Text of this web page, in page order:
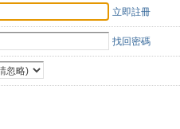
立即註冊
找回密碼